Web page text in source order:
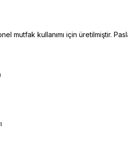
mutfak kullanımı için üretilmiştir.